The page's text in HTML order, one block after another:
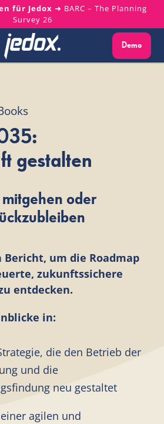
für Jedox ➜ BARC – The Planning
Survey 26
Demo
gestalten
oder
Bericht, um die Roadmap
zukunftssichere
entdecken.
in:
die den Betrieb der
und die
neu gestaltet
agilen und